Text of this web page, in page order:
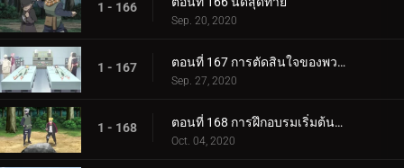
1 - 166
Sep. 20, 2020
1 - 167 ตอนที่ 167 การตัดสินใจของพวกเขา
Sep. 27, 2020
1 - 168 ตอนที่ 168 การฝึกอบรมเริ่มต้นขึ้น!
Oct. 04, 2020